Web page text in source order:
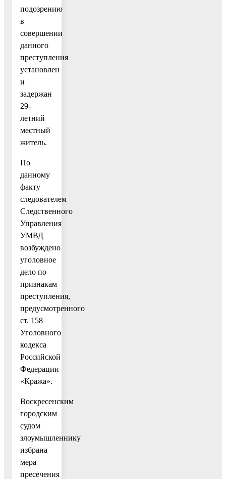
подозрению
в
совершении
данного
преступления
установлен
и
задержан
29-
летний
местный
житель.
По
данному
факту
следователем
Следственного
Управления
УМВД
возбуждено
уголовное
дело по
признакам
преступления,
предусмотренного
ст. 158
Уголовного
кодекса
Российской
Федерации
«Кража».
Воскресенским
городским
судом
злоумышленнику
избрана
мера
пресечения